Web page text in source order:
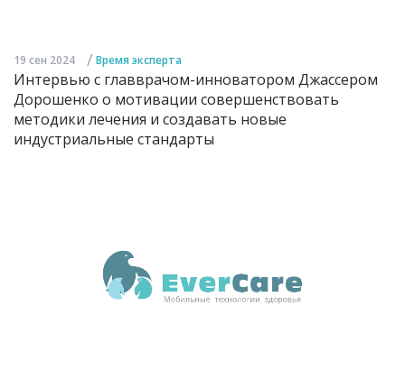
19 сен 2024 / Время эксперта
Интервью с главврачом-инноватором Джассером
Дорошенко о мотивации совершенствовать
методики лечения и создавать новые
индустриальные стандарты